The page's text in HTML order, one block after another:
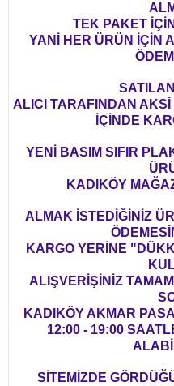
TEK PAKET
YANİ HER ÜRÜN İÇİN
ALICI TARAFINDAN
İÇİNDE
YENİ BASIM SIFIR
KADIKÖY
ALMAK İSTEDİĞİNİZ
KARGO YERİNE
ALIŞVERİŞİNİZ
KADIKÖY AKMAR
12:00 - 19:00
SİTEMİZDE